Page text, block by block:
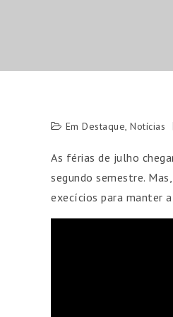
Em Destaque, Notícias
As férias de julho
segundo semestre.
execícios para manter